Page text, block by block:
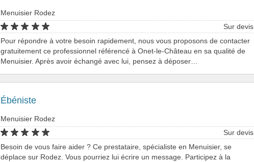
Menuisier Rodez
Sur devis
Pour répondre à votre besoin rapidement, nous vous proposons de contacter
gratuitement ce professionnel référencé à Onet-le-Château en sa qualité de
Menuisier. Après avoir échangé avec lui, pensez à déposer…
Ébéniste
Menuisier Rodez
Sur devis
Besoin de vous faire aider ? Ce prestataire, spécialiste en Menuisier, se
déplace sur Rodez. Vous pourriez lui écrire un message. Participez à la